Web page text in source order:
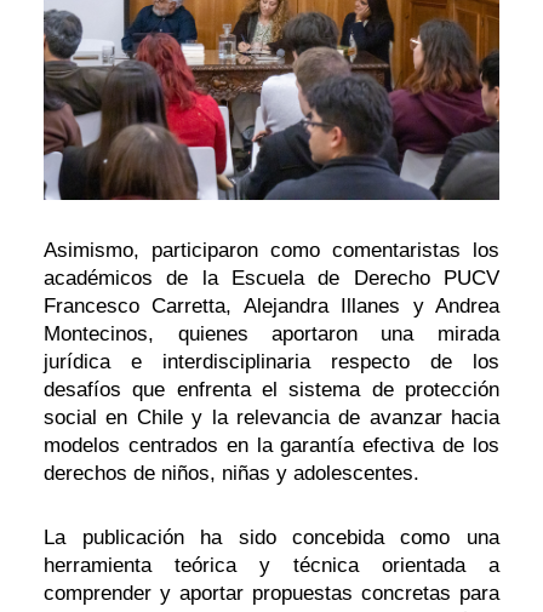
Asimismo, participaron como comentaristas los
académicos de la Escuela de Derecho PUCV
Francesco Carretta, Alejandra Illanes y Andrea
Montecinos, quienes aportaron una mirada
jurídica e interdisciplinaria respecto de los
desafíos que enfrenta el sistema de protección
social en Chile y la relevancia de avanzar hacia
modelos centrados en la garantía efectiva de los
derechos de niños, niñas y adolescentes.
La publicación ha sido concebida como una
herramienta teórica y técnica orientada a
comprender y aportar propuestas concretas para